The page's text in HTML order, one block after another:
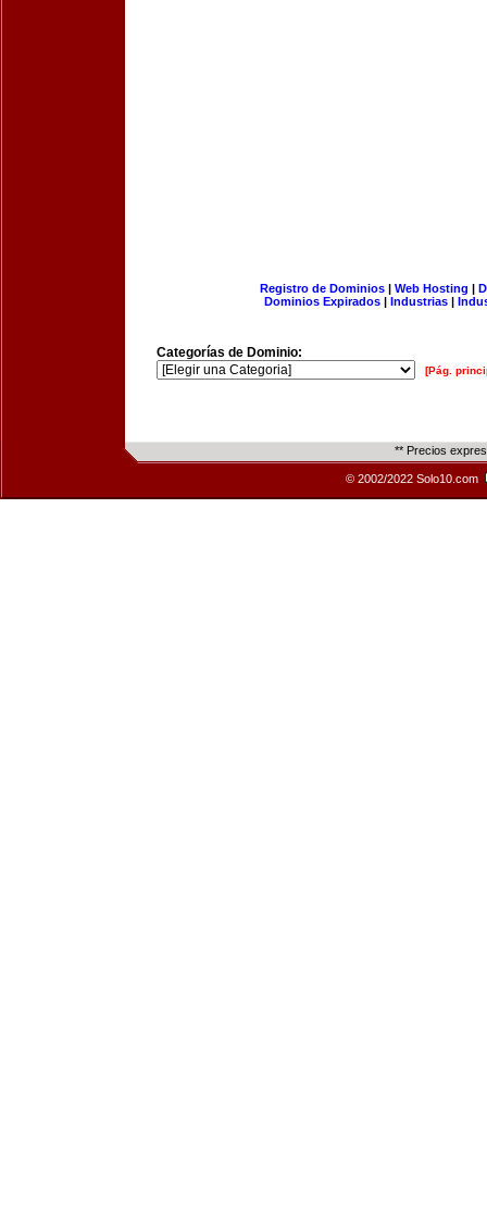
Registro de Dominios| Web Hosting |
Dominios Expirados | Industrias |
Categorías de Dominio:
[Pág.
** Precios
© 2002/2022 Solo10.com